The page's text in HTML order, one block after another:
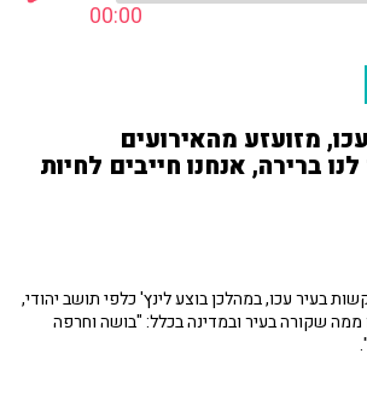
00:00
מזועזע מהאירועים
ברירה, אנחנו חייבים לחיות
בעיר עכו, במהלכן בוצע לינץ' כלפי תושב יהודי,
ממה שקורה בעיר ובמדינה בכלל: "בושה וחרפה